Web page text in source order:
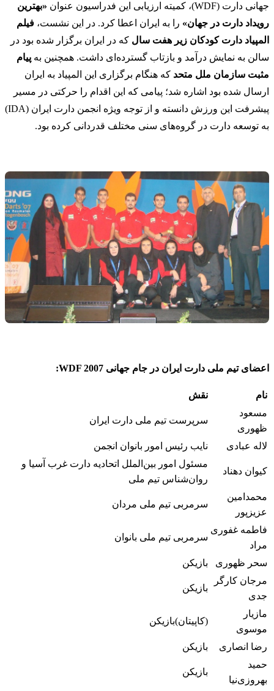
جهانی دارت (WDF)، کمیته ارزیابی این فدراسیون عنوان
«بهترین
رویداد دارت در جهان» را به ایران اعطا کرد. در این نشست، فیلم
المپیاد دارت کودکان زیر هفت سال که در ایران برگزار شده بود در
سالن به نمایش درآمد و بازتاب گسترده‌ای داشت. همچنین به پیام
مثبت سازمان ملل متحد که هنگام برگزاری این المپیاد به ایران
ارسال شده بود اشاره شد؛ پیامی که این اقدام را حرکتی در مسیر
پیشرفت این ورزش دانسته و از توجه ویژه انجمن دارت ایران (IDA)
به توسعه دارت در گروه‌های سنی مختلف قدردانی کرده بود.
اعضای تیم ملی دارت ایران در جام جهانی WDF 2007:
نام
نقش
مسعود
ظهوری
سرپرست تیم ملی دارت ایران
لاله عبادی نایب رئیس امور بانوان انجمن
کیوان دهناد
مسئول امور بین‌الملل اتحادیه دارت غرب آسیا و
روان‌شناس تیم ملی
محمدامین
عزیزپور
سرمربی تیم ملی مردان
فاطمه غفوری
مراد
سرمربی تیم ملی بانوان
سحر ظهوری
بازیکن
مرجان کارگر
جدی
بازیکن
مازیار
موسوی
(کاپیتان)بازیکن
رضا انصاری
بازیکن
حمید
بهروزی‌نیا
بازیکن